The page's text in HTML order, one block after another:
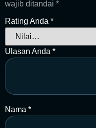
wajib ditandai *
Rating Anda *
Ulasan Anda *
Nama *